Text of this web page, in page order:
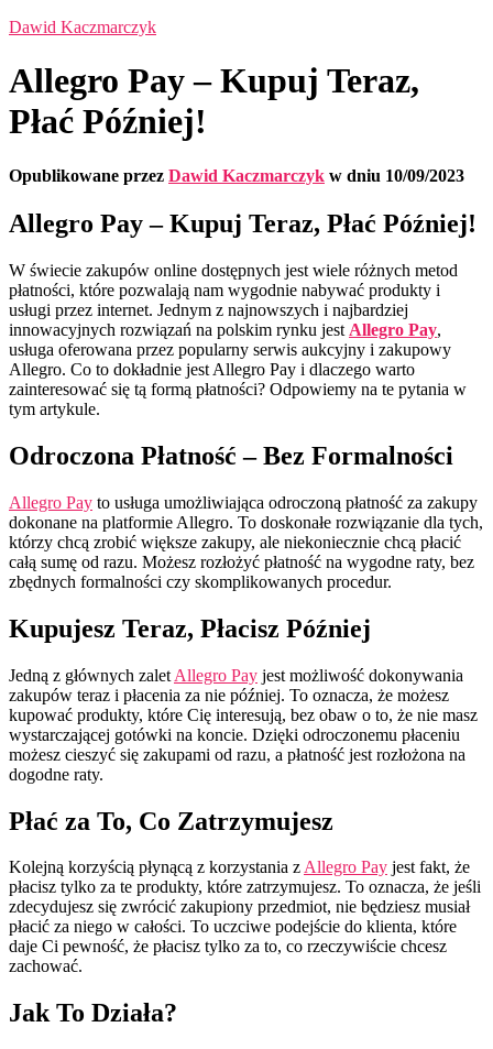
Dawid Kaczmarczyk
Allegro Pay – Kupuj Teraz,
Płać Później!
Opublikowane przez Dawid Kaczmarczyk w dniu 10/09/2023
Allegro Pay – Kupuj Teraz, Płać Później!
W świecie zakupów online dostępnych jest wiele różnych metod
płatności, które pozwalają nam wygodnie nabywać produkty i
usługi przez internet. Jednym z najnowszych i najbardziej
innowacyjnych rozwiązań na polskim rynku jest Allegro Pay,
usługa oferowana przez popularny serwis aukcyjny i zakupowy
Allegro. Co to dokładnie jest Allegro Pay i dlaczego warto
zainteresować się tą formą płatności? Odpowiemy na te pytania w
tym artykule.
Odroczona Płatność – Bez Formalności
Allegro Pay to usługa umożliwiająca odroczoną płatność za zakupy
dokonane na platformie Allegro. To doskonałe rozwiązanie dla tych,
którzy chcą zrobić większe zakupy, ale niekoniecznie chcą płacić
całą sumę od razu. Możesz rozłożyć płatność na wygodne raty, bez
zbędnych formalności czy skomplikowanych procedur.
Kupujesz Teraz, Płacisz Później
Jedną z głównych zalet Allegro Pay jest możliwość dokonywania
zakupów teraz i płacenia za nie później. To oznacza, że możesz
kupować produkty, które Cię interesują, bez obaw o to, że nie masz
wystarczającej gotówki na koncie. Dzięki odroczonemu płaceniu
możesz cieszyć się zakupami od razu, a płatność jest rozłożona na
dogodne raty.
Płać za To, Co Zatrzymujesz
Kolejną korzyścią płynącą z korzystania zAllegro Pay jest fakt, że
płacisz tylko za te produkty, które zatrzymujesz. To oznacza, że jeśli
zdecydujesz się zwrócić zakupiony przedmiot, nie będziesz musiał
płacić za niego w całości. To uczciwe podejście do klienta, które
daje Ci pewność, że płacisz tylko za to, co rzeczywiście chcesz
zachować.
Jak To Działa?